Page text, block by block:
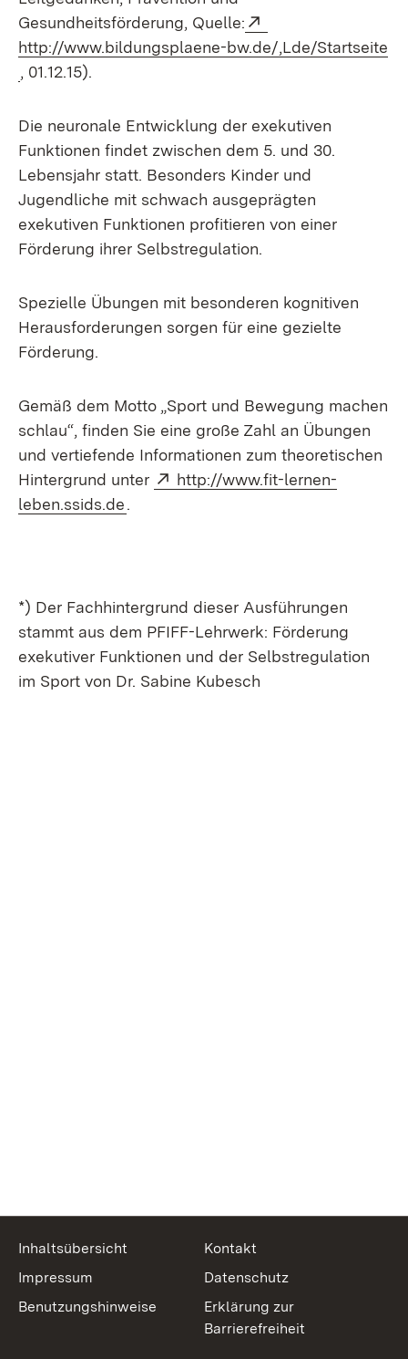
Gesundheitsförderung, Quelle:
http://www.bildungsplaene-bw.de/,Lde/Startseite
(Öffnet in neuem Fenster)
, 01.12.15).
Die neuronale Entwicklung der exekutiven
Funktionen findet zwischen dem 5. und 30.
Lebensjahr statt. Besonders Kinder und
Jugendliche mit schwach ausgeprägten
exekutiven Funktionen profitieren von einer
Förderung ihrer Selbstregulation.
Spezielle Übungen mit besonderen kognitiven
Herausforderungen sorgen für eine gezielte
Förderung.
Gemäß dem Motto „Sport und Bewegung machen
schlau“, finden Sie eine große Zahl an Übungen
und vertiefende Informationen zum theoretischen
Hintergrund unter
Extern:
http://www.fit-lernen-
leben.ssids.de.
*) Der Fachhintergrund dieser Ausführungen
stammt aus dem PFIFF-Lehrwerk: Förderung
exekutiver Funktionen und der Selbstregulation
im Sport von Dr. Sabine Kubesch
Inhaltsübersicht
Kontakt
Impressum
Datenschutz
Benutzungshinweise
Erklärung zur
Barrierefreiheit